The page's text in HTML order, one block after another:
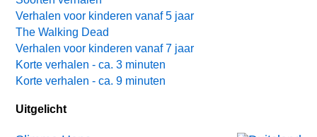
Verhalen voor kinderen vanaf 5 jaar
The Walking Dead
Verhalen voor kinderen vanaf 7 jaar
Korte verhalen - ca. 3 minuten
Korte verhalen - ca. 9 minuten
Uitgelicht